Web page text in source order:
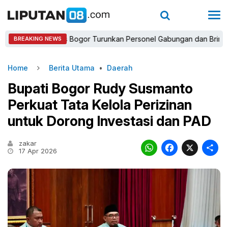
BREAKING NEWS
Kapolres Bogor Turunkan Personel Gabungan dan Brimob,
Home Berita Utama • Daerah
Bupati Bogor Rudy Susmanto
Perkuat Tata Kelola Perizinan
untuk Dorong Investasi dan PAD
zakar
17 Apr 2026
X